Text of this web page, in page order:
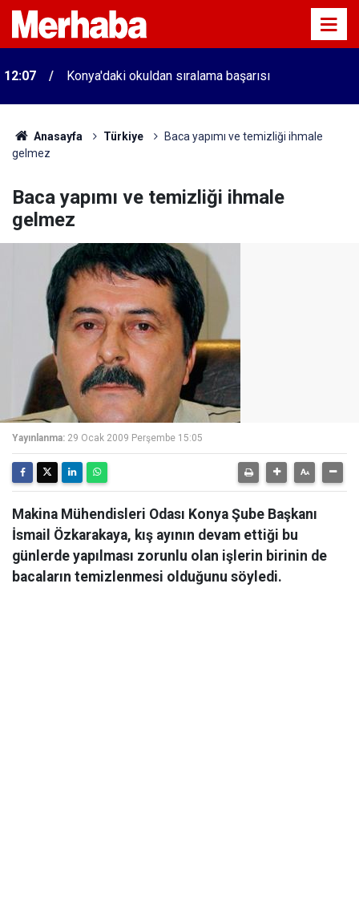
12:07 Konya'daki okuldan sıralama başarısı
Anasayfa Türkiye
Baca yapımı ve temizliği ihmale
gelmez
Baca yapımı ve temizliği ihmale
gelmez
Yayınlanma: 29 Ocak 2009 Perşembe 15:05
Makina Mühendisleri Odası Konya Şube Başkanı
İsmail Özkarakaya, kış ayının devam ettiği bu
günlerde yapılması zorunlu olan işlerin birinin de
bacaların temizlenmesi olduğunu söyledi.